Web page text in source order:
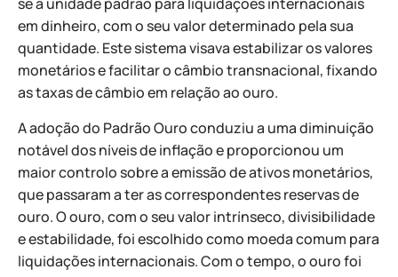
em dinheiro, com o seu valor determinado pela sua
quantidade. Este sistema visava estabilizar os valores
monetários e facilitar o câmbio transnacional, fixando
as taxas de câmbio em relação ao ouro.
A adoção do Padrão Ouro conduziu a uma diminuição
notável dos níveis de inflação e proporcionou um
maior controlo sobre a emissão de ativos monetários,
que passaram a ter as correspondentes reservas de
ouro. O ouro, com o seu valor intrínseco, divisibilidade
e estabilidade, foi escolhido como moeda comum para
liquidações internacionais. Com o tempo, o ouro foi